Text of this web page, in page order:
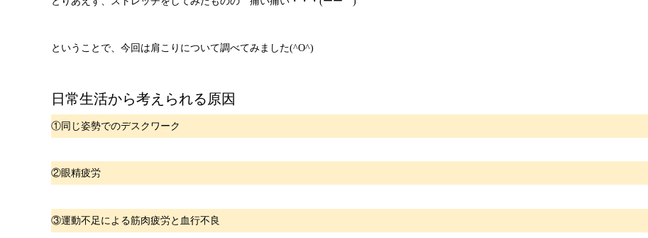
ということで、今回は肩こりについて調べてみました(^O^)
日常生活から考えられる原因
①同じ姿勢でのデスクワーク
②眼精疲労
③運動不足による筋肉疲労と血行不良